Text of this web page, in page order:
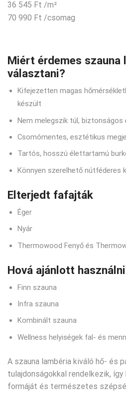
36 545 Ft /m²
70 990 Ft /csomag
Miért érdemes szauna
választani?
Kifejezetten magas
készült
Nem melegszik túl, biztonságos
Csomómentes, esztétikus
Tartós, hosszú élettartamú
Könnyen szerelhető nútféderes
Elterjedt fafajták
Éger
Nyár
Thermowood Fenyő és
Hová ajánlott
Finn szauna
Infra szauna
Kombinált szauna
Wellness helyiségek fal- és
A szauna lambéria kiváló hő- és
tulajdonságokkal rendelkezik,
formáját és természetes